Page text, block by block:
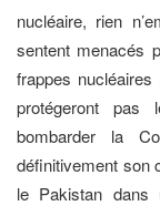
nucléaire, rien
sentent menacés
frappes nucléaires
protégeront
bombarder la
définitivement son
le Pakistan dans